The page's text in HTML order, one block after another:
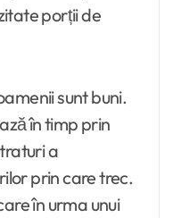
porții de
sunt buni.
în timp prin
a
prin care trec.
în urma unui